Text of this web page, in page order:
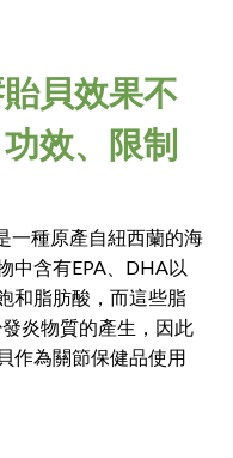
貝效果不
效、限制
一種原產自紐西蘭的海
中含有EPA、DHA以
和脂肪酸，而這些脂
炎物質的產生，因此
作為關節保健品使用